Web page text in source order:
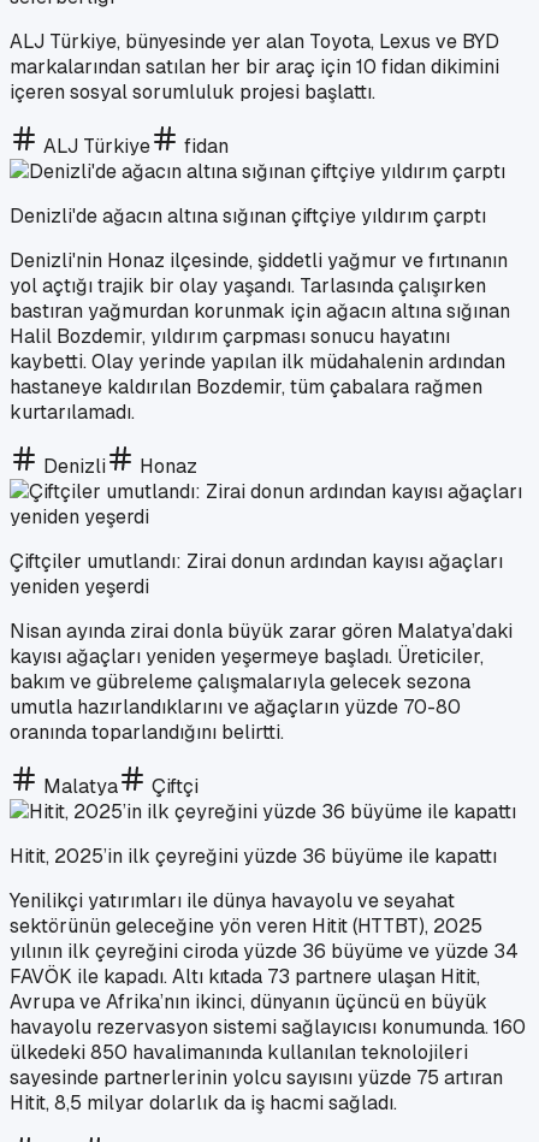
ALJ Türkiye, bünyesinde yer alan Toyota, Lexus ve BYD
markalarından satılan her bir araç için 10 fidan dikimini
içeren sosyal sorumluluk projesi başlattı.
ALJ Türkiye fidan
Denizli'de ağacın altına sığınan çiftçiye yıldırım çarptı
Denizli'nin Honaz ilçesinde, şiddetli yağmur ve fırtınanın
yol açtığı trajik bir olay yaşandı. Tarlasında çalışırken
bastıran yağmurdan korunmak için ağacın altına sığınan
Halil Bozdemir, yıldırım çarpması sonucu hayatını
kaybetti. Olay yerinde yapılan ilk müdahalenin ardından
hastaneye kaldırılan Bozdemir, tüm çabalara rağmen
kurtarılamadı.
Denizli Honaz
Çiftçiler umutlandı: Zirai donun ardından kayısı ağaçları
yeniden yeşerdi
Nisan ayında zirai donla büyük zarar gören Malatya’daki
kayısı ağaçları yeniden yeşermeye başladı. Üreticiler,
bakım ve gübreleme çalışmalarıyla gelecek sezona
umutla hazırlandıklarını ve ağaçların yüzde 70-80
oranında toparlandığını belirtti.
Malatya Çiftçi
Hitit, 2025’in ilk çeyreğini yüzde 36 büyüme ile kapattı
Yenilikçi yatırımları ile dünya havayolu ve seyahat
sektörünün geleceğine yön veren Hitit (HTTBT), 2025
yılının ilk çeyreğini ciroda yüzde 36 büyüme ve yüzde 34
FAVÖK ile kapadı. Altı kıtada 73 partnere ulaşan Hitit,
Avrupa ve Afrika’nın ikinci, dünyanın üçüncü en büyük
havayolu rezervasyon sistemi sağlayıcısı konumunda. 160
ülkedeki 850 havalimanında kullanılan teknolojileri
sayesinde partnerlerinin yolcu sayısını yüzde 75 artıran
Hitit, 8,5 milyar dolarlık da iş hacmi sağladı.